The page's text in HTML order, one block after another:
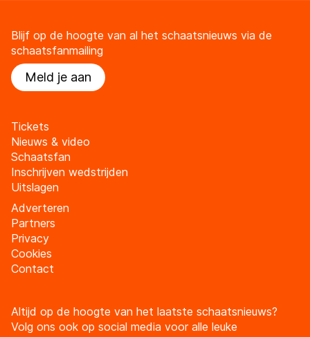
Blijf op de hoogte van al het schaatsnieuws via de
schaatsfanmailing
Meld je aan
Tickets
Nieuws & video
Schaatsfan
Inschrijven wedstrijden
Uitslagen
Adverteren
Partners
Privacy
Cookies
Contact
Altijd op de hoogte van het laatste schaatsnieuws?
Volg ons ook op social media voor alle leuke